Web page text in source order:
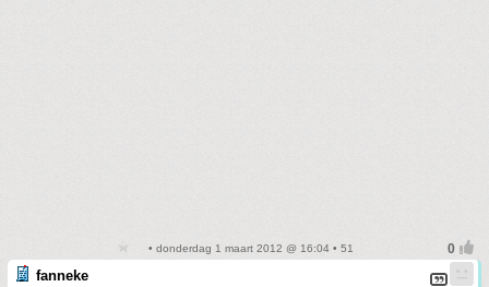
• donderdag 1 maart 2012 @ 16:04 • 51
fanneke